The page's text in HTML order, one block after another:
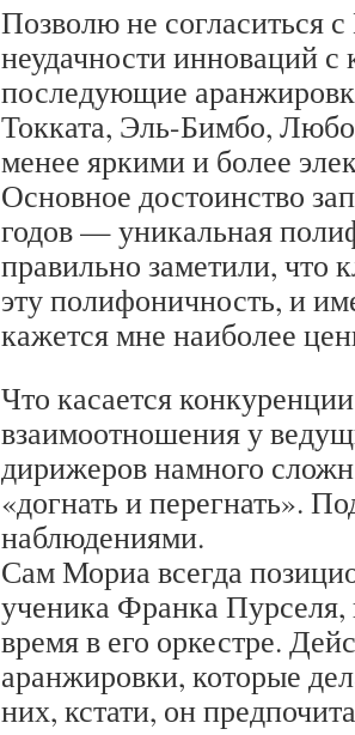
Позволю не согласиться
неудачности инноваций
последующие
Токката, Эль-Бимбо,
менее яркими и более
Основное достоинство
годов — уникальная
правильно заметили, что
эту полифоничность, и
кажется мне наиболее
Что касается
взаимоотношения у
дирижеров намного
«догнать и перегнать».
наблюдениями.
Сам Мориа всегда
ученика Франка Пурселя,
время в его оркестре.
аранжировки, которые
них, кстати, он